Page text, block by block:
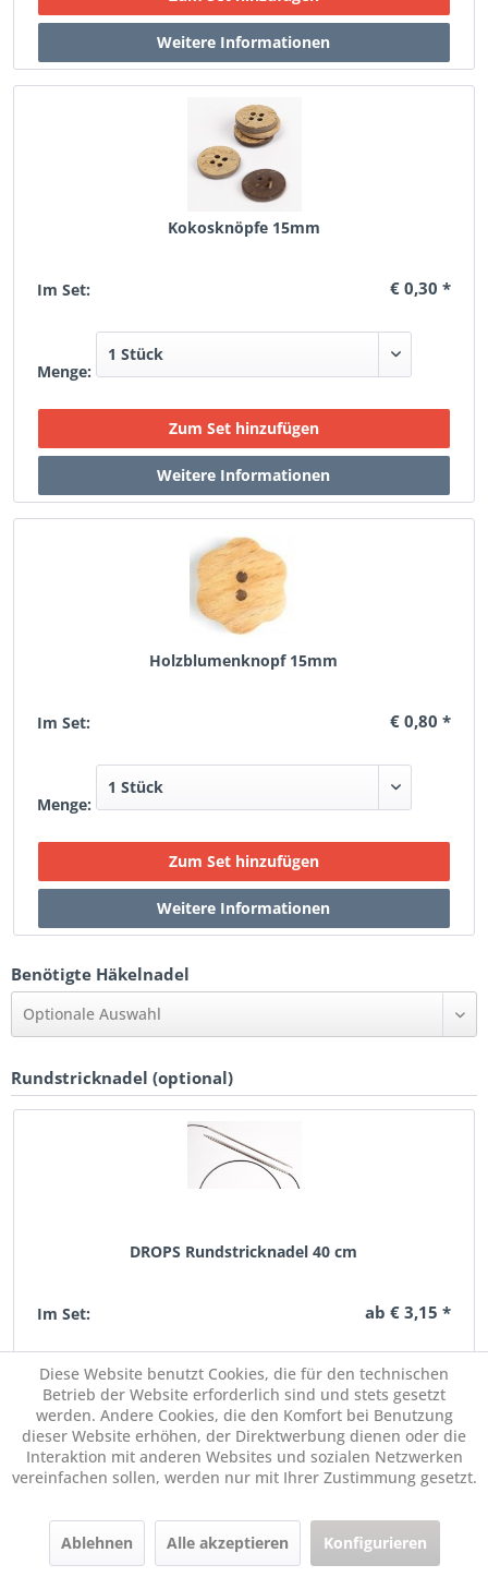
Kokosknöpfe 15mm
Im Set: € 0,30 *
Menge:
Holzblumenknopf 15mm
Im Set: € 0,80 *
Menge:
Benötigte Häkelnadel
Optionale Auswahl
Rundstricknadel (optional)
DROPS Rundstricknadel 40 cm
Im Set: ab € 3,15 *
Für diesen Artikel liegen mehrere Varianten vor
Diese Website benutzt Cookies, die für den technischen
Betrieb der Website erforderlich sind und stets gesetzt
werden. Andere Cookies, die den Komfort bei Benutzung
dieser Website erhöhen, der Direktwerbung dienen oder die
Interaktion mit anderen Websites und sozialen Netzwerken
vereinfachen sollen, werden nur mit Ihrer Zustimmung gesetzt.
Ablehnen Alle akzeptieren Konfigurieren